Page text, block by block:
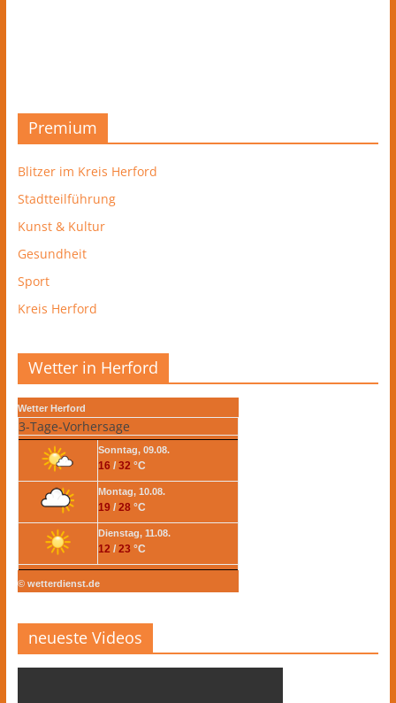
Premium
Blitzer im Kreis Herford
Stadtteilführung
Kunst & Kultur
Gesundheit
Sport
Kreis Herford
Wetter in Herford
Wetter Herford
3-Tage-Vorhersage
Sonntag, 09.08.
16 / 32 °C
Montag, 10.08.
19/ 28°C
Dienstag, 11.08.
12 / 23 °C
© wetterdienst.de
neueste Videos